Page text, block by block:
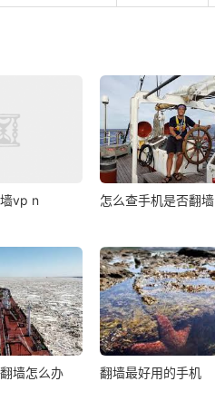
vp n 怎么查手机是否翻墙
墙怎么办 翻墙最好用的手机